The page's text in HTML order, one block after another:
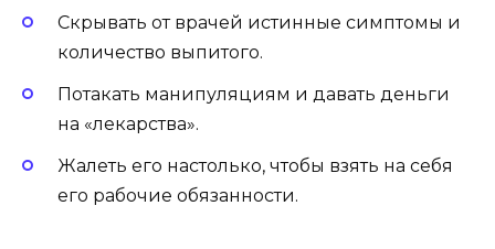
Скрывать от врачей истинные симптомы и
количество выпитого.
Потакать манипуляциям и давать деньги
на «лекарства».
Жалеть его настолько, чтобы взять на себя
его рабочие обязанности.